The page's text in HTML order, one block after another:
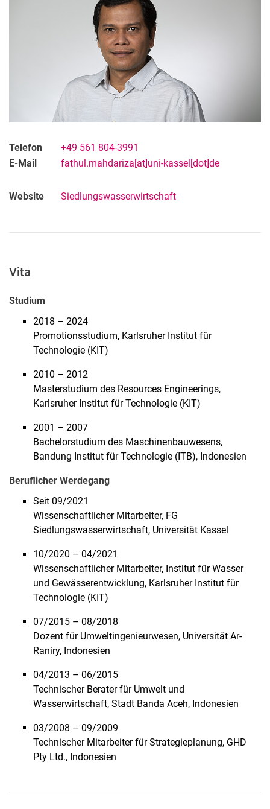
Telefon
+49 561 804-3991
E-Mail
fathul.mahdariza[at]uni-kassel[dot]de
Website Siedlungswasserwirtschaft
Vita
Studium
2018 – 2024
Promotionsstudium, Karlsruher Institut für
Technologie (KIT)
2010 – 2012
Masterstudium des Resources Engineerings,
Karlsruher Institut für Technologie (KIT)
2001 – 2007
Bachelorstudium des Maschinenbauwesens,
Bandung Institut für Technologie (ITB), Indonesien
Beruflicher Werdegang
Seit 09/2021
Wissenschaftlicher Mitarbeiter, FG
Siedlungswasserwirtschaft, Universität Kassel
10/2020 – 04/2021
Wissenschaftlicher Mitarbeiter, Institut für Wasser
und Gewässerentwicklung, Karlsruher Institut für
Technologie (KIT)
07/2015 – 08/2018
Dozent für Umweltingenieurwesen, Universität Ar-
Raniry, Indonesien
04/2013 – 06/2015
Technischer Berater für Umwelt und
Wasserwirtschaft, Stadt Banda Aceh, Indonesien
03/2008 – 09/2009
Technischer Mitarbeiter für Strategieplanung, GHD
Pty Ltd., Indonesien